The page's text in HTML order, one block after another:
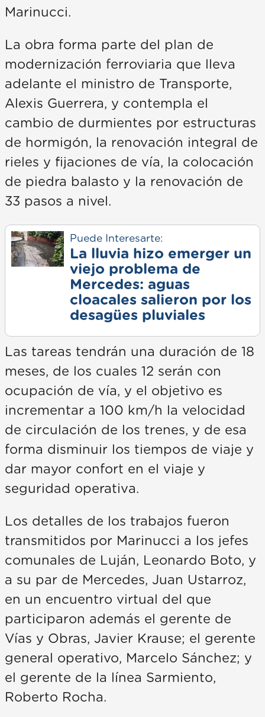
Marinucci.
La obra forma parte del plan de
modernización ferroviaria que lleva
adelante el ministro de Transporte,
Alexis Guerrera, y contempla el
cambio de durmientes por estructuras
de hormigón, la renovación integral de
rieles y fijaciones de vía, la colocación
de piedra balasto y la renovación de
33 pasos a nivel.
Puede Interesarte:
La lluvia hizo emerger un
viejo problema de
Mercedes: aguas
cloacales salieron por los
desagües pluviales
Las tareas tendrán una duración de 18
meses, de los cuales 12 serán con
ocupación de vía, y el objetivo es
incrementar a 100 km/h la velocidad
de circulación de los trenes, y de esa
forma disminuir los tiempos de viaje y
dar mayor confort en el viaje y
seguridad operativa.
Los detalles de los trabajos fueron
transmitidos por Marinucci a los jefes
comunales de Luján, Leonardo Boto, y
a su par de Mercedes, Juan Ustarroz,
en un encuentro virtual del que
participaron además el gerente de
Vías y Obras, Javier Krause; el gerente
general operativo, Marcelo Sánchez; y
el gerente de la línea Sarmiento,
Roberto Rocha.